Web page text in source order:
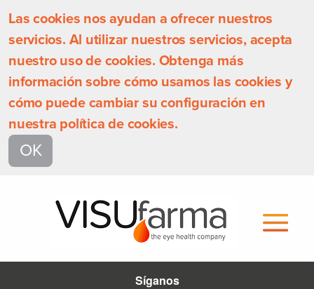
Las cookies nos ayudan a ofrecer nuestros
servicios. Al utilizar nuestros servicios, acepta
nuestro uso de cookies. Obtenga más
información sobre cómo usamos las cookies y
cómo puede cambiar su configuración en
nuestra política de cookies.
OK
Síganos